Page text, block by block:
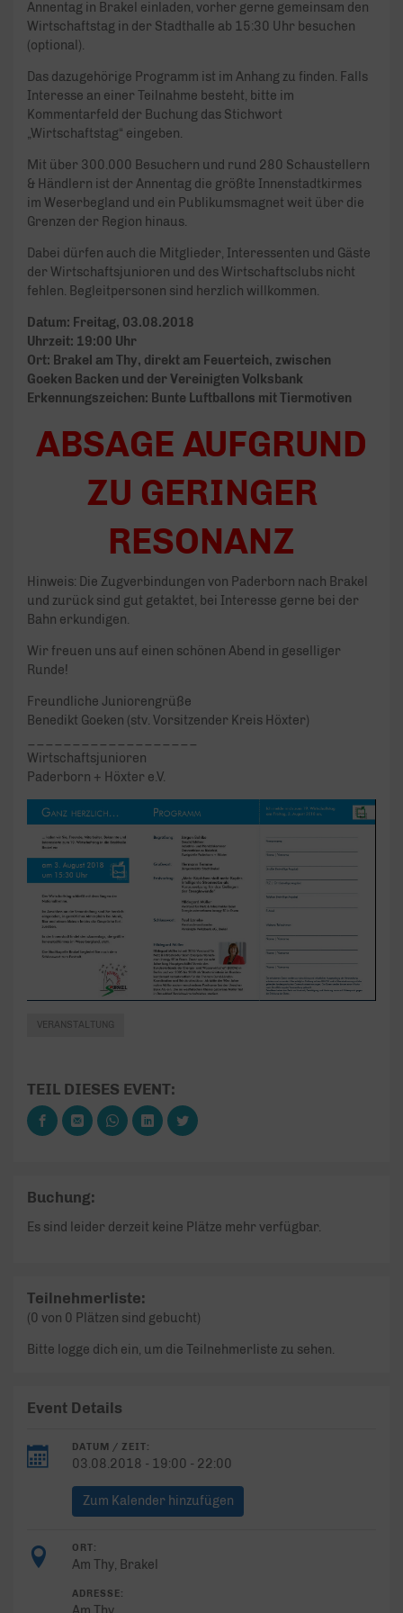
Annentag in Brakel einladen, vorher gerne gemeinsam den
Wirtschaftstag in der Stadthalle ab 15:30 Uhr besuchen
(optional).
Das dazugehörige Programm ist im Anhang zu finden. Falls
Interesse an einer Teilnahme besteht, bitte im
Kommentarfeld der Buchung das Stichwort
„Wirtschaftstag“ eingeben.
Mit über 300.000 Besuchern und rund 280 Schaustellern
& Händlern ist der Annentag die größte Innenstadtkirmes
im Weserbegland und ein Publikumsmagnet weit über die
Grenzen der Region hinaus.
Dabei dürfen auch die Mitglieder, Interessenten und Gäste
der Wirtschaftsjunioren und des Wirtschaftsclubs nicht
fehlen. Begleitpersonen sind herzlich willkommen.
Datum: Freitag, 03.08.2018
Uhrzeit: 19:00 Uhr
Ort: Brakel am Thy, direkt am Feuerteich, zwischen
Goeken Backen und der Vereinigten Volksbank
Erkennungszeichen: Bunte Luftballons mit Tiermotiven
ABSAGE AUFGRUND
ZU GERINGER
RESONANZ
Hinweis: Die Zugverbindungen von Paderborn nach Brakel
und zurück sind gut getaktet, bei Interesse gerne bei der
Bahn erkundigen.
Wir freuen uns auf einen schönen Abend in geselliger
Runde!
Freundliche Juniorengrüße
Benedikt Goeken (stv. Vorsitzender Kreis Höxter)
Wirtschaftsjunioren
Paderborn + Höxter e.V.
VERANSTALTUNG
TEIL DIESES EVENT:
Buchung:
Es sind leider derzeit keine Plätze mehr verfügbar.
Teilnehmerliste:
(0 von 0 Plätzen sind gebucht)
Bitte logge dich ein, um die Teilnehmerliste zu sehen.
Event Details
DATUM / ZEIT:
03.08.2018 - 19:00 - 22:00
Zum Kalender hinzufügen
ORT:
Am Thy, Brakel
ADRESSE: